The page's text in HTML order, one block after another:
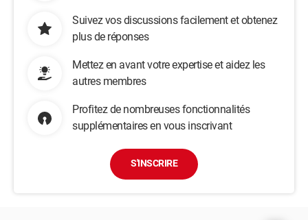
Suivez vos discussions facilement et obtenez
plus de réponses
Mettez en avant votre expertise et aidez les
autres membres
Profitez de nombreuses fonctionnalités
supplémentaires en vous inscrivant
S'INSCRIRE